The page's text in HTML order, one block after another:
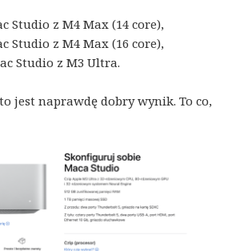
Studio z M4 Max (14 core),
Studio z M4 Max (16 core),
Studio z M3 Ultra.
to jest naprawdę dobry wynik. To co,